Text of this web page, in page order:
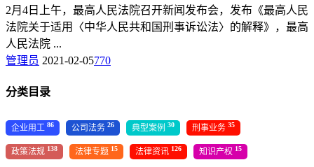
2月4日上午，最高人民法院召开新闻发布会，发布《最高人民
法院关于适用〈中华人民共和国刑事诉讼法〉的解释》，最高
人民法院 ...
管理员 2021-02-05770
分类目录
企业用工 86 公司法务 26 典型案例 30 刑事业务 35
政策法规 138 法律专题 15 法律资讯 126 知识产权 15